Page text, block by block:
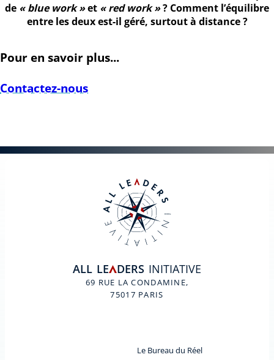
de « blue work »et « red work »? Comment l’équilibre
entre les deux est-il géré, surtout à distance ?
Pour en savoir plus...
Contactez-nous
ALL LEADERS INITIATIVE
69 RUE LA CONDAMINE,
75017 PARIS
Le Bureau du Réel